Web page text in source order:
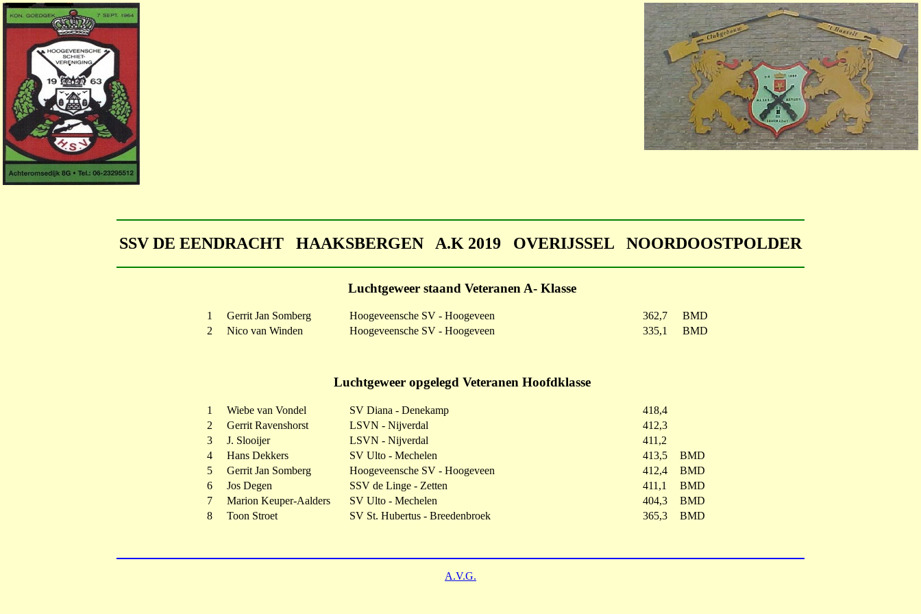
SSV DE EENDRACHT HAAKSBERGEN A.K 2019 OVERIJSSEL NOORDOOSTPOLDER
Luchtgeweer staand Veteranen A- Klasse
1 Gerrit Jan Somberg Hoogeveensche SV - Hoogeveen 362,7
BMD
2
Nico van Winden Hoogeveensche SV - Hoogeveen 335,1 BMD
Luchtgeweer opgelegd Veteranen Hoofdklasse
1 Wiebe van Vondel SV Diana - Denekamp
418,4
2
Gerrit Ravenshorst LSVN - Nijverdal
412,3
3
J. Slooijer LSVN - Nijverdal
411,2
4
Hans Dekkers SV Ulto - Mechelen 413,5
BMD
5
Gerrit Jan Somberg Hoogeveensche SV - Hoogeveen 412,4
BMD
6
Jos Degen SSV de Linge - Zetten 411,1
BMD
7
Marion Keuper-Aalders SV Ulto - Mechelen 404,3
BMD
8
Toon Stroet SV St. Hubertus - Breedenbroek 365,3 BMD
A.V.G.